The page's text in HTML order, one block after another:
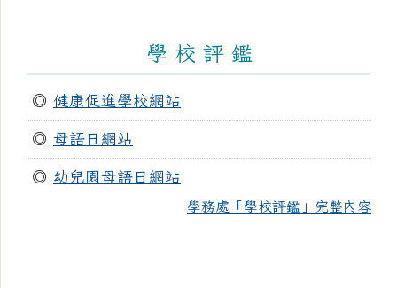
學 校 評 鑑
◎ 健康促進學校網站
◎ 母語日網站
◎ 幼兒園母語日網站
學務處「學校評鑑」完整內容